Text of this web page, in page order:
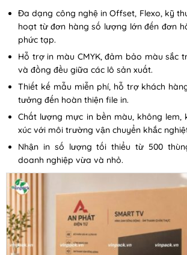
Đa dạng công nghệ in Offset, Flexo, kỹ
hoạt từ đơn hàng số lượng lớn đến đơn
phức tạp.
Hỗ trợ in màu CMYK, đảm bảo màu sắc
và đồng đều giữa các lô sản xuất.
Thiết kế mẫu miễn phí, hỗ trợ khách
tưởng đến hoàn thiện file in.
Chất lượng mực in bền màu, không lem,
xúc với môi trường vận chuyển khắc
Nhận in số lượng tối thiểu từ 500
doanh nghiệp vừa và nhỏ.